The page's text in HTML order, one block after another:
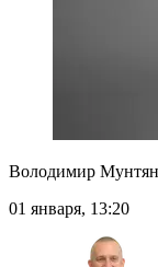
Володимир
01 января, 13:20